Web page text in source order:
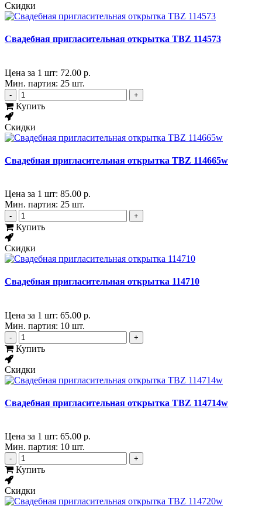
Скидки
Свадебная пригласительная открытка TBZ 114573
Цена за 1 шт: 72.00 р.
Мин. партия: 25 шт.
- +
Купить
Скидки
Свадебная пригласительная открытка TBZ 114665w
Цена за 1 шт: 85.00 р.
Мин. партия: 25 шт.
- +
Купить
Скидки
Свадебная пригласительная открытка 114710
Цена за 1 шт: 65.00 р.
Мин. партия: 10 шт.
- +
Купить
Скидки
Свадебная пригласительная открытка TBZ 114714w
Цена за 1 шт: 65.00 р.
Мин. партия: 10 шт.
- +
Купить
Скидки